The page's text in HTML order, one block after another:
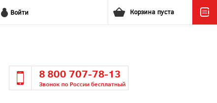
Войти Корзина пуста
8 800 707-78-13
Звонок по России бесплатный